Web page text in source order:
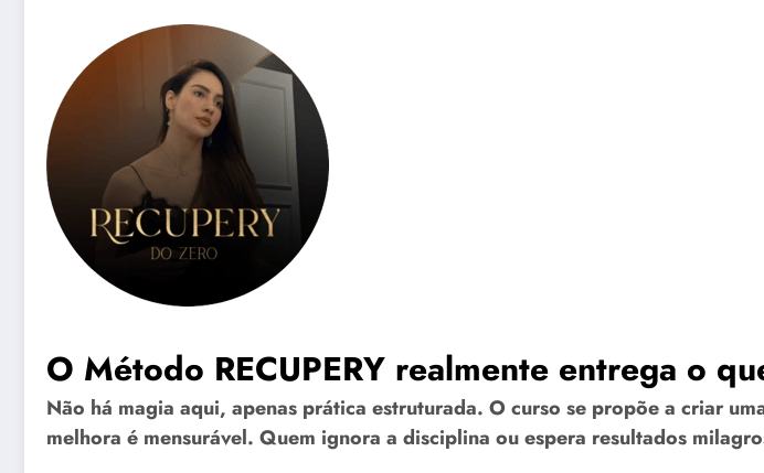
O Método RECUPERY realmente entrega o
Não há magia aqui, apenas prática estruturada. O curso se propõe a criar
melhora é mensurável. Quem ignora a disciplina ou espera resultados